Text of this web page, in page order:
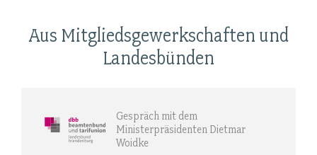
Aus Mitgliedsgewerkschaften und
Landesbünden
Gespräch mit dem
Ministerpräsidenten Dietmar
Woidke